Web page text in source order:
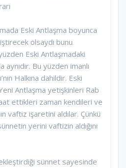
Eski Antlaşma boyunca
olsaydı bunu
Eski Antlaşmadaki
Bu yüzden imanlı
Halkına dahildir. Eski
Antlaşma yetişkinleri Rab
ettikleri zaman kendileri ve
vaftiz işaretini aldılar. Çünkü
yerini vaftizin aldığını
sünnet sayesinde